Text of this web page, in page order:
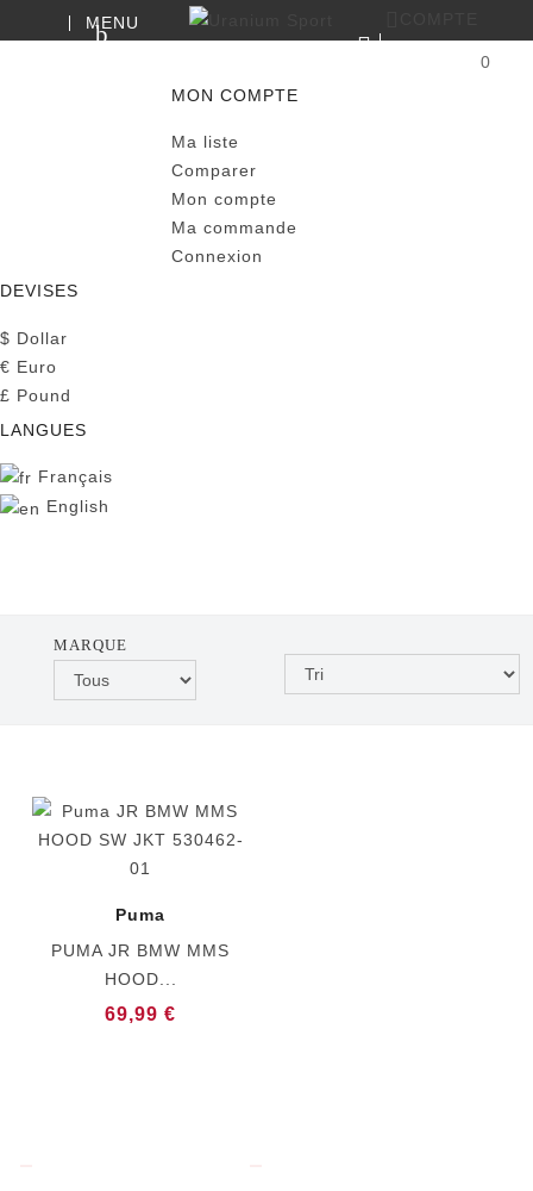
MENU
0
MON COMPTE
Ma liste
Comparer
Mon compte
Ma commande
Connexion
DEVISES
$ Dollar
€ Euro
£ Pound
LANGUES
Français
English
MARQUE
Puma
PUMA JR BMW MMS
HOOD...
69,99 €